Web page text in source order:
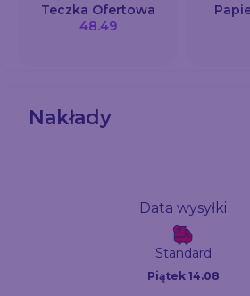
Teczka Ofertowa
48.49
Nakłady
Data wysyłki
Standard
Piątek 14.08